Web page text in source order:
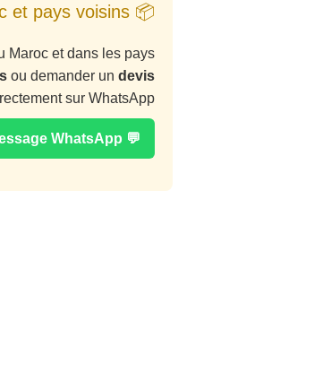
📦 Vente en gros au Maroc et pays voisins
Maroc et dans les pays
ou demander un devis
sur WhatsApp :
💬 Envoyer un message WhatsApp